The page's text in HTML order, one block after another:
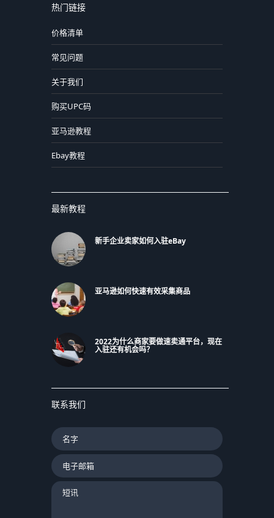
热门链接
价格清单
常见问题
关于我们
购买UPC码
亚马逊教程
Ebay教程
最新教程
新手企业卖家如何入驻eBay
亚马逊如何快速有效采集商品
2022为什么商家要做速卖通平台，现在
入驻还有机会吗？
联系我们